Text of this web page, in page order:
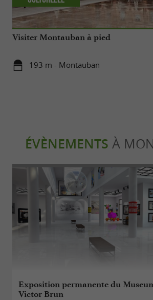
Visiter Montauban à pied
193 m - Montauban
ÉVÈNEMENTS À
Exposition permanente du
Victor Brun